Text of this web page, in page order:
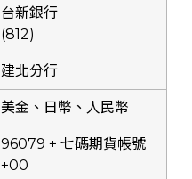
台新銀行
(812)
建北分行
美金、日幣、人民幣
96079 + 七碼期貨帳號
+00